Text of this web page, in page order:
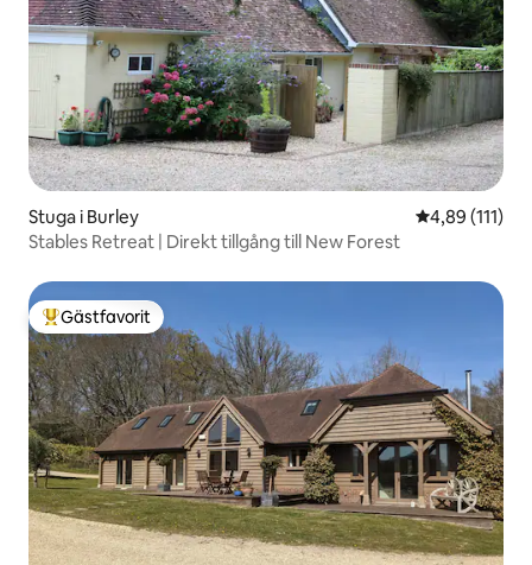
Stuga i Burley 4,89 av 5 i
4,89 (111)
Stables Retreat | Direkt tillgång till New Forest
Populär gästfavorit
Gästfavorit